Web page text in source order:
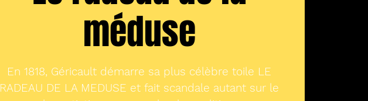
méduse
En 1818, Géricault démarre sa plus célèbre toile LE
RADEAU DE LA MEDUSE et fait scandale autant sur le